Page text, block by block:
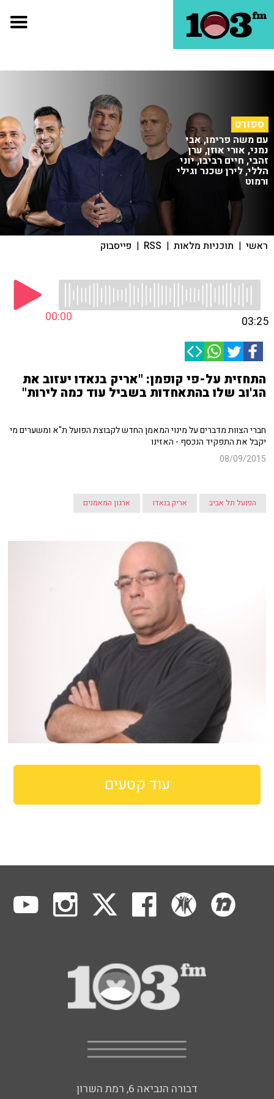
ספורט
עם משה פרימו, אבי
נמני, אורי אוזן, ערן
זהבי, חיים רביבו, יוני
הללי, לירן שכנר וגילי
ורמוט
ראשי | תוכניות מלאות |
RSS
| פייסבוק
00:00 03:25
התחזית על-פי קופמן: "אריק בנאדו יעזוב את
הג'וב שלו בהתאחדות בשביל עוד כמה לירות"
חברי הצוות מדברים על מינוי המאמן החדש לקבוצת הפועל ת"א ומשערים מי
יקבל את התפקיד הנכסף - האזינו
08/09/2015
הפועל תל אביב אריק בנאדו ארגון המאמנים
עוד קטעים
דבורה הנביאה 6, רמת השרון